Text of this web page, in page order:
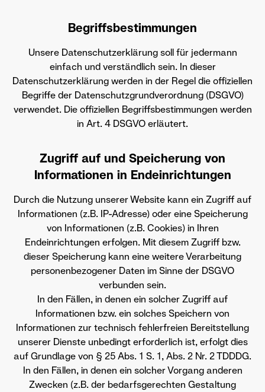
Begriffsbestimmungen
Unsere Datenschutzerklärung soll für jedermann
einfach und verständlich sein. In dieser
Datenschutzerklärung werden in der Regel die offiziellen
Begriffe der Datenschutzgrundverordnung (DSGVO)
verwendet. Die offiziellen Begriffsbestimmungen werden
in Art. 4 DSGVO erläutert.
Zugriff auf und Speicherung von
Informationen in Endeinrichtungen
Durch die Nutzung unserer Website kann ein Zugriff auf
Informationen (z.B. IP-Adresse) oder eine Speicherung
von Informationen (z.B. Cookies) in Ihren
Endeinrichtungen erfolgen. Mit diesem Zugriff bzw.
dieser Speicherung kann eine weitere Verarbeitung
personenbezogener Daten im Sinne der DSGVO
verbunden sein.
In den Fällen, in denen ein solcher Zugriff auf
Informationen bzw. ein solches Speichern von
Informationen zur technisch fehlerfreien Bereitstellung
unserer Dienste unbedingt erforderlich ist, erfolgt dies
auf Grundlage von § 25 Abs. 1 S. 1, Abs. 2 Nr. 2 TDDDG.
In den Fällen, in denen ein solcher Vorgang anderen
Zwecken (z.B. der bedarfsgerechten Gestaltung